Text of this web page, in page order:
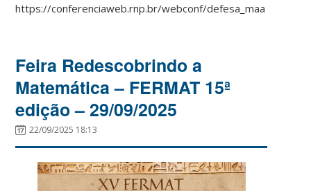
https://conferenciaweb.rnp.br/webconf/defesa_maa
Feira Redescobrindo a
Matemática – FERMAT 15ª
edição – 29/09/2025
22/09/2025 18:13